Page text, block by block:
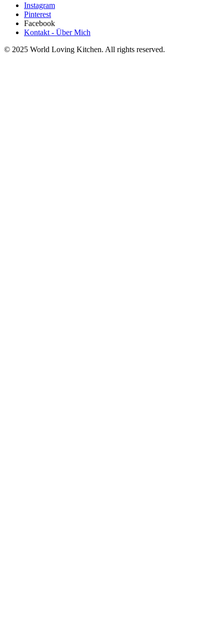
Instagram
Pinterest
Facebook
Kontakt - Über Mich
© 2025 World Loving Kitchen. All rights reserved.